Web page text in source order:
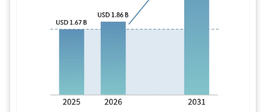
Imagem © Mordor Intelligence. O reuso